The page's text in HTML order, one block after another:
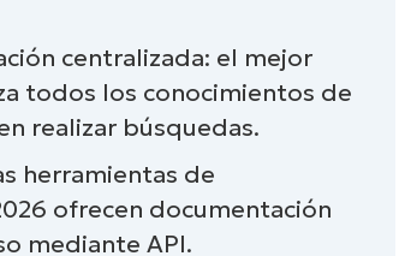
de TI
de TI
de TI (G2)
centralizada: el mejor
todos los conocimientos de
realizar búsquedas.
herramientas de
ofrecen documentación
mediante API.